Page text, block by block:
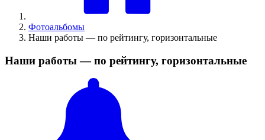
Фотоальбомы
Наши работы — по рейтингу, горизонтальные
Наши работы — по рейтингу, горизонтальные